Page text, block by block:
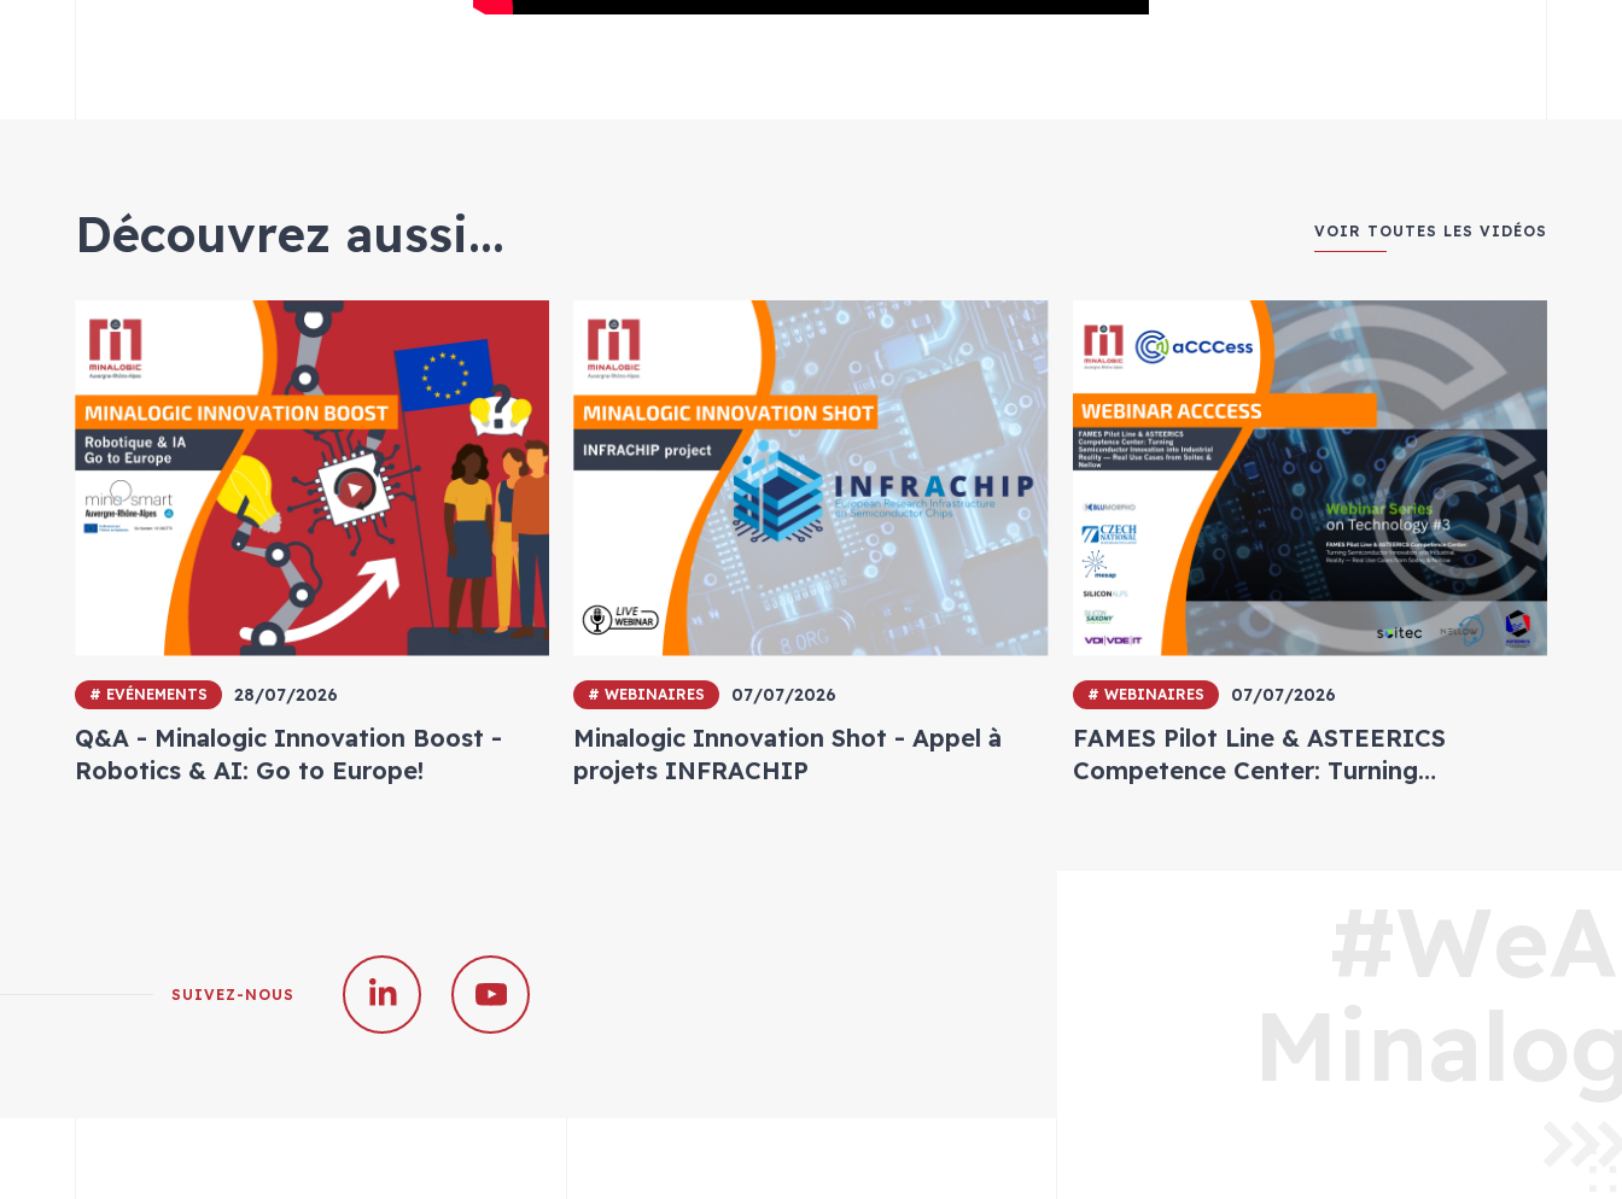
Découvrez aussi... VOIR TOUTES LES VIDÉOS
# EVÉNEMENTS 28/07/2026
Q&A - Minalogic Innovation Boost -
Robotics & AI: Go to Europe!
# WEBINAIRES 07/07/2026
Minalogic Innovation Shot - Appel à
projets INFRACHIP
# WEBINAIRES 07/07/2026
FAMES Pilot Line & ASTEERICS
Competence Center: Turning
SUIVEZ-NOUS